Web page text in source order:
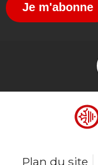
Je m'abonne
Plan du site